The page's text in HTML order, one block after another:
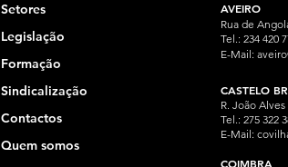
Setores
Legislação
Formação
Sindicalização
Contactos
Quem somos
AVEIRO
Rua de
Tel.: 234 420
E-Mail:
CASTELO
R. João
Tel.: 275 322
E-Mail:
COIMBRA